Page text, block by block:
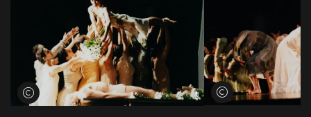
Voir les crédits Voir les crédits